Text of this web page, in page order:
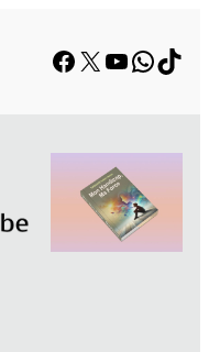
Facebook
X YouTube